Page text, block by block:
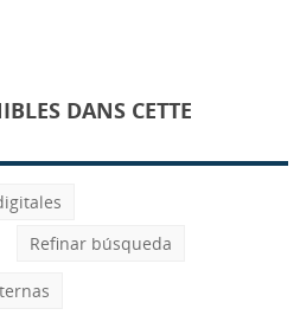
DANS CETTE
Refinar búsqueda